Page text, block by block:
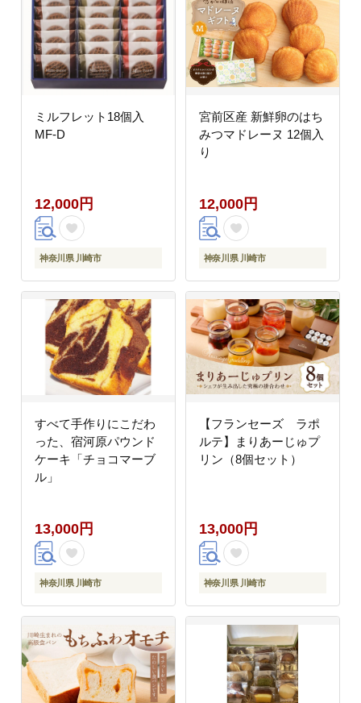
ミルフレット18個入
MF-D
12,000円
神奈川県 川崎市
宮前区産 新鮮卵のはち
みつマドレーヌ 12個入
り
12,000円
神奈川県 川崎市
すべて手作りにこだわ
った、宿河原パウンド
ケーキ「チョコマーブ
ル」
13,000円
神奈川県 川崎市
【フランセーズ ラポ
ルテ】まりあーじゅプ
リン（8個セット）
13,000円
神奈川県 川崎市